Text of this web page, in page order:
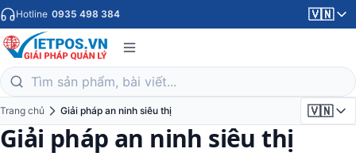
Hotline 0935 498 384 🇻🇳
Trang chủ Giải pháp an ninh siêu thị 🇻🇳
Giải pháp an ninh siêu thị